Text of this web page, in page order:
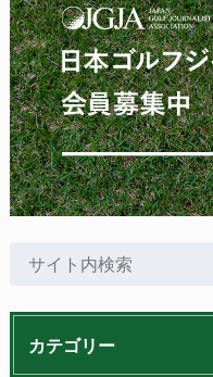
カテゴリー